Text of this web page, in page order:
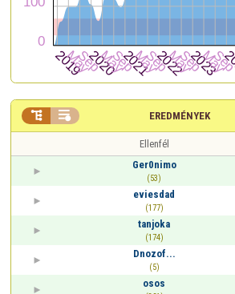
EREDMÉNYEK
 
Ellenfél
Ger0nimo
(53)
eviesdad
(177)
tanjoka
(174)
Dnozof...
(5)
osos